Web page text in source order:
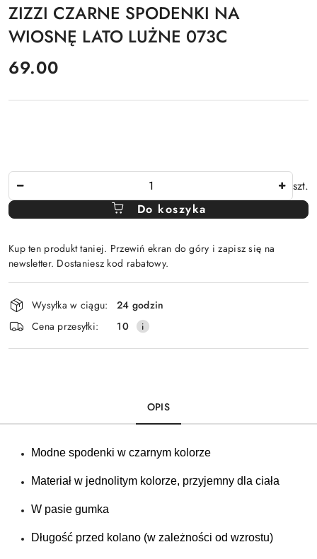
ZIZZI CZARNE SPODENKI NA
WIOSNĘ LATO LUŻNE 073C
cena:
69.00
szt.
Do koszyka
Kup ten produkt taniej. Przewiń ekran do góry i zapisz się na
newsletter. Dostaniesz kod rabatowy.
Dostępność
i
dostawa
Wysyłka w ciągu:
24 godzin
Cena przesyłki:
10
OPIS
Modne spodenki w czarnym kolorze
Materiał w jednolitym kolorze, przyjemny dla ciała
W pasie gumka
Długość przed kolano (w zależności od wzrostu)